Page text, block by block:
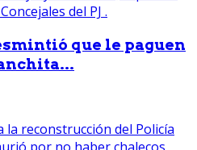
que le paguen